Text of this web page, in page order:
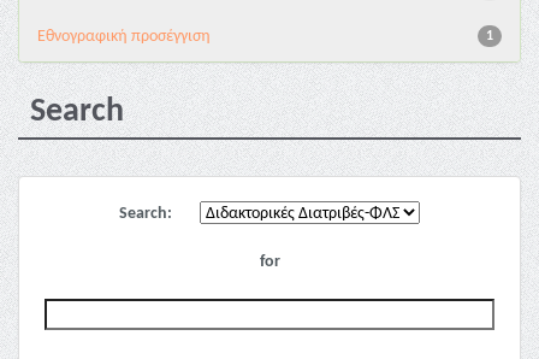
1
Εθνογραφική προσέγγιση
Search
Search:
for